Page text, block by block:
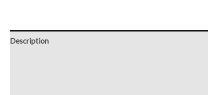
Description